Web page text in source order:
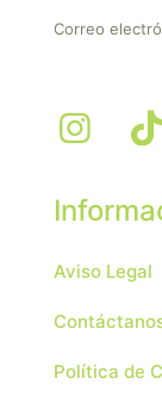
Correo
Aviso Legal
Política de